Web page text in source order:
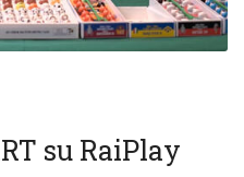
su RaiPlay